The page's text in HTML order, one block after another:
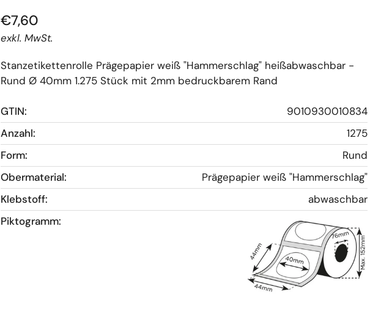
€7,60
exkl. MwSt.
Stanzetikettenrolle Prägepapier weiß "Hammerschlag" heißabwaschbar -
Rund Ø 40mm 1.275 Stück mit 2mm bedruckbarem Rand
GTIN:
9010930010834
Anzahl:
1275
Form:
Rund
Obermaterial:
Prägepapier weiß "Hammerschlag"
Klebstoff:
abwaschbar
Piktogramm: